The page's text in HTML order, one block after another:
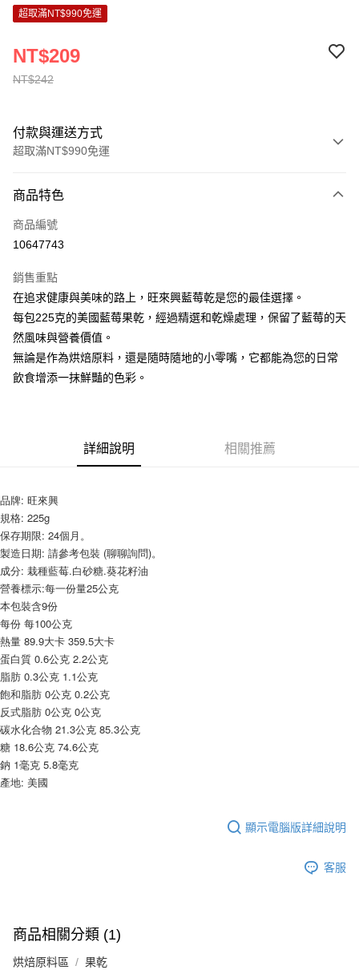
超取滿NT$990免運
NT$242
NT$209
付款與運送方式
超取滿NT$990免運
信用卡一次付款
超商取貨付款
Apple Pay
街口支付
悠遊付
全盈+PAY
【關於「AFTEE先享後付」】
AFTEE先享後付是「在收到商品之後才付款」的支付方式。 讓您購物簡單
１．簡單：不需註冊會員、不需綁卡、不需儲值。
２．便利：只要手機號碼，簡訊認證，即可結帳。
３．安心：先確認商品／服務後，再付款。
【「AFTEE先享後付」結帳流程】
１．於結帳方式選擇「AFTEE先享後付」後，將跳轉至「AFTEE先享後付」
結帳頁面，進行簡訊認證並確認金額後，即可完成結帳。
２．訂單成立數日內，您將收到繳費通知簡訊。
３．收到繳費通知簡訊後14天內，點擊此簡訊中的連結，可透過四大超商／
ATM／網路銀行／等多元方式進行付款，方視為交易完成。
※ 請注意：結帳手續完成當下不需立刻繳費，但若您需要取消訂單，請聯絡
購買商品的店家。未經商家同意取消之訂單仍視為有效，需透過AFTEE先享
後付繳納相關費用。
※ 交易是否成功請以「AFTEE先享後付 」之結帳頁面顯示為準，若有關於
是否繳費成功／繳費後需取消欲退款等相關疑問，請聯繫「AFTEE先享後付
客戶支援中心」https://netprotections.freshdesk.com/support/home
【注意事項】
１．透過由恩沛科技股份有限公司提供之「AFTEE先享後付」服務完成之交
易，需依本服務之必要範圍內提供個人資料，並將交易相關給付款項請求債
權轉讓予恩沛科技股份有限公司。
３．未成年的使用者請事先徵得法定代理人或監護人之同意方可使用
４．使用「AFTEE先享後付」時，將依據個別帳號之用戶狀況，依本公司即
恩沛科技股份有限公司將有權停止該用戶之使用額度並採取法律行動。
運送方式
全家取貨付款-重量限制含紙箱10kg，請控制商品重量在9~9.5
kg
每筆NT$90，滿NT$990(含以上)免運費
付款後全家取貨-重量限制含紙箱10kg，請控制商品重量在9~
9.5kg
每筆NT$90，滿NT$990(含以上)免運費
7-11取貨付款-重量限制含紙箱10kg，請控制商品重量在9~9.5
kg
每筆NT$90，滿NT$990(含以上)免運費
付款後7-11取貨-重量限制含紙箱10kg，請控制商品重量在9~
9.5kg
每筆NT$90，滿NT$990(含以上)免運費
商品特色
商品編號
10647743
銷售重點
在追求健康與美味的路上，旺來興藍莓乾是您的最佳選擇。
每包225克的美國藍莓果乾，經過精選和乾燥處理，保留了藍莓的天
然風味與營養價值。
無論是作為烘焙原料，還是隨時隨地的小零嘴，它都能為您的日常
飲食增添一抹鮮豔的色彩。
詳細說明 相關推薦
品牌: 旺來興
規格: 225g
保存期限: 24個月。
製造日期: 請參考包裝 (聊聊詢問)。
成分: 栽種藍莓.白砂糖.葵花籽油
營養標示:每一份量25公克
本包裝含9份
每份 每100公克
熱量 89.9大卡 359.5大卡
蛋白質 0.6公克 2.2公克
脂肪 0.3公克 1.1公克
飽和脂肪 0公克 0.2公克
反式脂肪 0公克 0公克
碳水化合物 21.3公克 85.3公克
糖 18.6公克 74.6公克
鈉 1毫克 5.8毫克
產地: 美國
顯示電腦版詳細說明
客服
商品相關分類 (1)
烘焙原料區 果乾